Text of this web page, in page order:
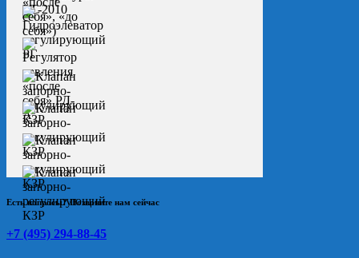
Есть вопросы? Позвоните нам сейчас
+7 (495) 294-88-45